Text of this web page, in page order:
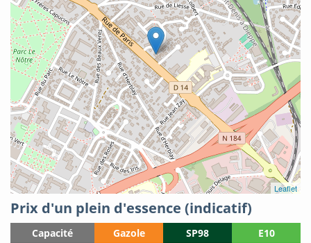
Leaflet
Prix d'un plein d'essence (indicatif)
Capacité Gazole SP98
E10